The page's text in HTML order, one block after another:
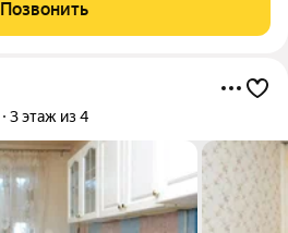
Позвонить
3 этаж из 4